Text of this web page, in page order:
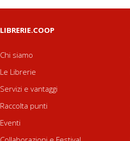
LIBRERIE.COOP
Chi siamo
Le Librerie
Servizi e vantaggi
Raccolta punti
Eventi